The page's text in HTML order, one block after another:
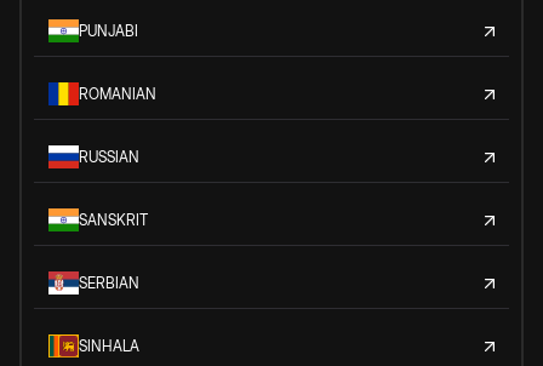
PUNJABI
ROMANIAN
RUSSIAN
SANSKRIT
SERBIAN
SINHALA